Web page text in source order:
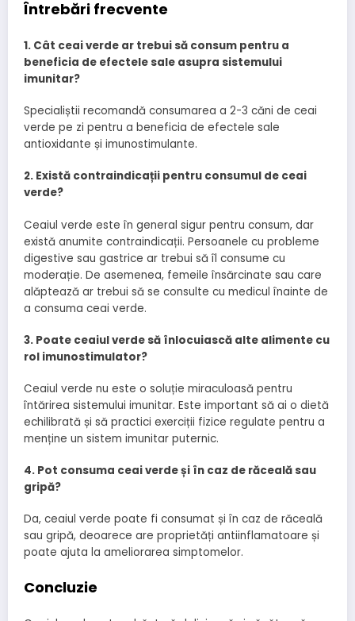
Întrebări frecvente
1. Cât ceai verde ar trebui să consum pentru a
beneficia de efectele sale asupra sistemului
imunitar?
Specialiștii recomandă consumarea a 2-3 căni de ceai
verde pe zi pentru a beneficia de efectele sale
antioxidante și imunostimulante.
2. Există contraindicații pentru consumul de ceai
verde?
Ceaiul verde este în general sigur pentru consum, dar
există anumite contraindicații. Persoanele cu probleme
digestive sau gastrice ar trebui să îl consume cu
moderație. De asemenea, femeile însărcinate sau care
alăptează ar trebui să se consulte cu medicul înainte de
a consuma ceai verde.
3. Poate ceaiul verde să înlocuiască alte alimente cu
rol imunostimulator?
Ceaiul verde nu este o soluție miraculoasă pentru
întărirea sistemului imunitar. Este important să ai o dietă
echilibrată și să practici exerciții fizice regulate pentru a
menține un sistem imunitar puternic.
4. Pot consuma ceai verde și în caz de răceală sau
gripă?
Da, ceaiul verde poate fi consumat și în caz de răceală
sau gripă, deoarece are proprietăți antiinflamatoare și
poate ajuta la ameliorarea simptomelor.
Concluzie